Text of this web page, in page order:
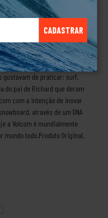
CADASTRAR
Modelagem regular+ Silk
Etiqueta interna+ Viés
marcaA história da Volcom
para praticar snowboard
Tucker Hall. Nesta viagem
de roupas para as três
gostavam de praticar: surf,
do pai de Richard que deram
com a intenção de inovar
através de um DNA
a Volcom é mundialmente
mundo todo.Produto Original.